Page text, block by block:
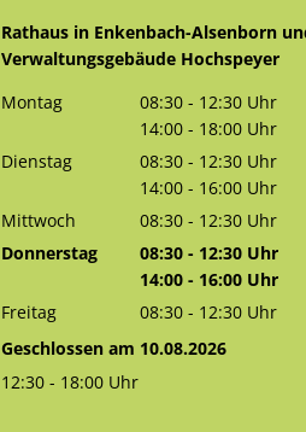
Rathaus in Enkenbach-Alsenborn
Verwaltungsgebäude Hochspeyer
Montag
08:30 - 12:30 Uhr
Von 08:30 bis 12:30
14:00 - 18:00 Uhr
Von 14:00 bis 18:00
Dienstag 08:30 - 12:30 Uhr
Von 08:30 bis 12:30
14:00 - 16:00 Uhr
Von 14:00 bis 16:00
Mittwoch 08:30 - 12:30 Uhr
Von 08:30 bis 12:30
Donnerstag 08:30 - 12:30 Uhr
Von 08:30 bis 12:30
14:00 - 16:00 Uhr
Von 14:00 bis 16:00
Freitag 08:30 - 12:30 Uhr
Von 08:30 bis 12:30
Geschlossen am 10.08.2026
12:30 - 18:00 Uhr